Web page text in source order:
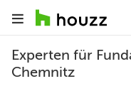
Experten für
Chemnitz